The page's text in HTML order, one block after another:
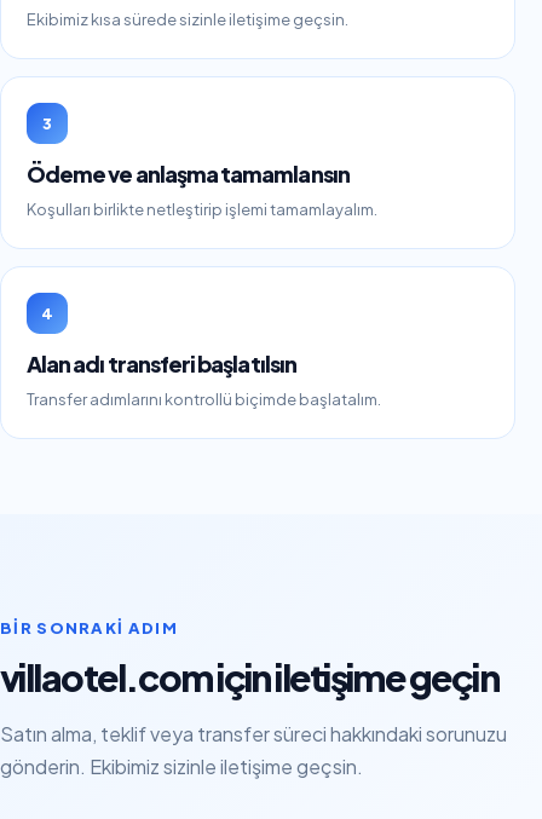
Ekibimiz kısa sürede sizinle iletişime geçsin.
3
Ödeme ve anlaşma tamamlansın
Koşulları birlikte netleştirip işlemi tamamlayalım.
4
Alan adı transferi başlatılsın
Transfer adımlarını kontrollü biçimde başlatalım.
BIR SONRAKI ADIM
villaotel.com için iletişime geçin
Satın alma, teklif veya transfer süreci hakkındaki sorunuzu
gönderin. Ekibimiz sizinle iletişime geçsin.